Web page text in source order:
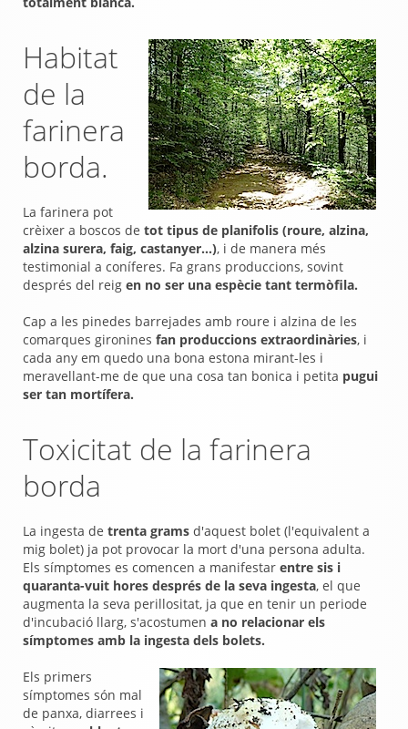
Habitat
de la
farinera
borda.
La farinera pot
crèixer a boscos de tot tipus de planifolis (roure, alzina,
alzina surera, faig, castanyer...), i de manera més
testimonial a coníferes. Fa grans produccions, sovint
després del reig en no ser una espècie tant termòfila.
Cap a les pinedes barrejades amb roure i alzina de les
comarques gironines fan produccions extraordinàries, i
cada any em quedo una bona estona mirant-les i
meravellant-me de que una cosa tan bonica i petita pugui
ser tan mortífera.
Toxicitat de la farinera
borda
La ingesta de trenta grams d'aquest bolet (l'equivalent a
mig bolet) ja pot provocar la mort d'una persona adulta.
Els símptomes es comencen a manifestar entre sis i
quaranta-vuit hores després de la seva ingesta, el que
augmenta la seva perillositat, ja que en tenir un periode
d'incubació llarg, s'acostumen a no relacionar els
símptomes amb la ingesta dels bolets.
Els primers
símptomes són mal
de panxa, diarrees i